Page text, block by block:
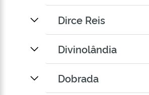
Dirce Reis
Divinolândia
Dobrada